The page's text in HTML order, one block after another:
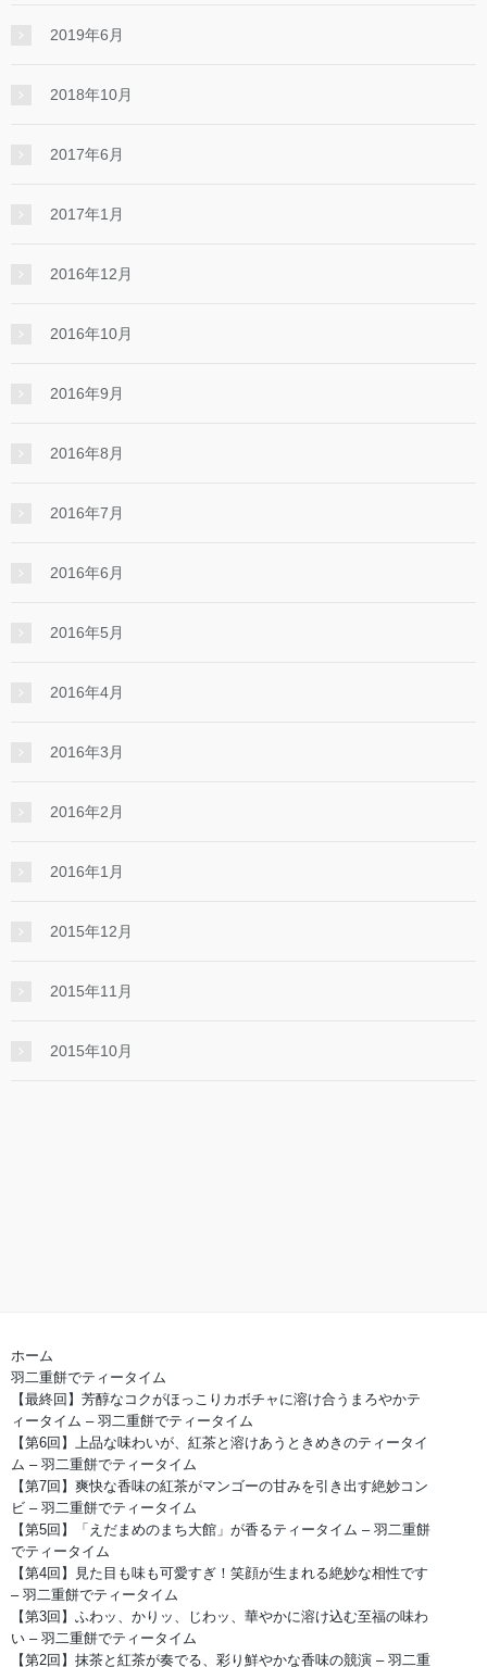
2019年6月
2018年10月
2017年6月
2017年1月
2016年12月
2016年10月
2016年9月
2016年8月
2016年7月
2016年6月
2016年5月
2016年4月
2016年3月
2016年2月
2016年1月
2015年12月
2015年11月
2015年10月
ホーム
羽二重餅でティータイム
【最終回】芳醇なコクがほっこりカボチャに溶け合うまろやかテ
ィータイム – 羽二重餅でティータイム
【第6回】上品な味わいが、紅茶と溶けあうときめきのティータイ
ム – 羽二重餅でティータイム
【第7回】爽快な香味の紅茶がマンゴーの甘みを引き出す絶妙コン
ビ – 羽二重餅でティータイム
【第5回】「えだまめのまち大館」が香るティータイム – 羽二重餅
でティータイム
【第4回】見た目も味も可愛すぎ！笑顔が生まれる絶妙な相性です
– 羽二重餅でティータイム
【第3回】ふわッ、かりッ、じわッ、華やかに溶け込む至福の味わ
い – 羽二重餅でティータイム
【第2回】抹茶と紅茶が奏でる、彩り鮮やかな香味の競演 – 羽二重